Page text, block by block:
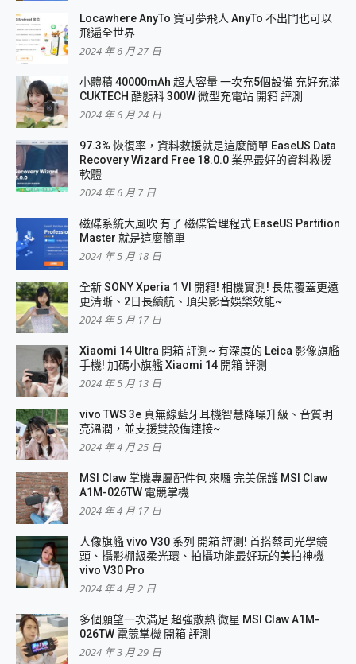
Locawhere AnyTo 寶可夢飛人 AnyTo 不出門也可以
飛遍全世界
2024 年 6 月 27 日
小體積 40000mAh 超大容量 一次充5個設備 充好充滿
CUKTECH 酷態科 300W 微型充電站 開箱 評測
2024 年 6 月 24 日
97.3% 恢復率，資料救援就是這麼簡單 EaseUS Data
Recovery Wizard Free 18.0.0 業界最好的資料救援
軟體
2024 年 6 月 7 日
磁碟系統大風吹 有了 磁碟管理程式 EaseUS Partition
Master 就是這麼簡單
2024 年 5 月 18 日
全新 SONY Xperia 1 VI 開箱! 相機實測! 長焦覆蓋更遠
更清晰、2日長續航、頂尖影音娛樂效能~
2024 年 5 月 17 日
Xiaomi 14 Ultra 開箱 評測~ 有深度的 Leica 影像旗艦
手機! 加碼小旗艦 Xiaomi 14 開箱 評測
2024 年 5 月 13 日
vivo TWS 3e 真無線藍牙耳機智慧降噪升級、音質明
亮溫潤，並支援雙設備連接~
2024 年 4 月 25 日
MSI Claw 掌機專屬配件包 來囉 完美保護 MSI Claw
A1M-026TW 電競掌機
2024 年 4 月 17 日
人像旗艦 vivo V30 系列 開箱 評測! 首搭蔡司光學鏡
頭、攝影棚級柔光環、拍攝功能最好玩的美拍神機
vivo V30 Pro
2024 年 4 月 2 日
多個願望一次滿足 超強散熱 微星 MSI Claw A1M-
026TW 電競掌機 開箱 評測
2024 年 3 月 29 日